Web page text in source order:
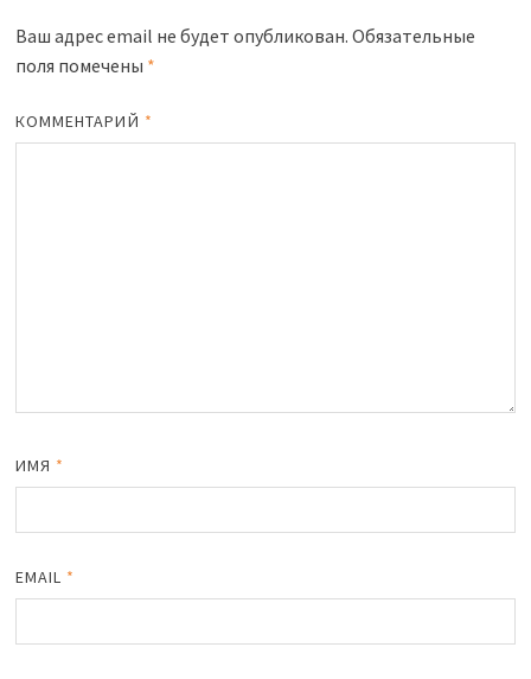
sn
и
Ваш адрес email не будет опубликован. Обязательные
поля помечены *
КОММЕНТАРИЙ *
ИМЯ *
EMAIL *